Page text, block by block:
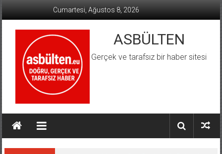
Cumartesi, Ağustos 8, 2026
ASBÜLTEN
Gerçek ve tarafsız bir haber sitesi